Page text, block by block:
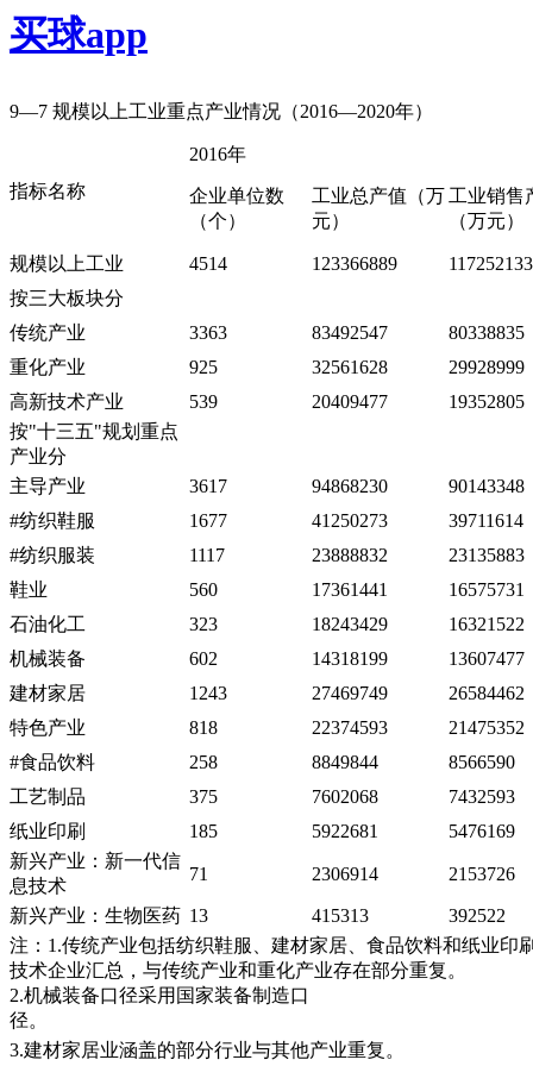
买球app
9—7 规模以上工业重点产业情况（2016—2020年）
指标名称
2016年
企业单位数
（个）
工业总产值（万
元）
工业销售
（万元）
规模以上工业 4514 123366889
117252133
按三大板块分
传统产业
3363 83492547
80338835
重化产业
925 32561628
29928999
高新技术产业
539 20409477
19352805
按"十三五"规划重点
产业分
主导产业
3617 94868230
90143348
#纺织鞋服 1677 41250273
39711614
#纺织服装 1117 23888832
23135883
鞋业
560 17361441
16575731
石油化工
323 18243429
16321522
机械装备
602 14318199
13607477
建材家居
1243 27469749
26584462
特色产业
818 22374593
21475352
#食品饮料 258 8849844
8566590
工艺制品
375 7602068
7432593
纸业印刷
185 5922681
5476169
新兴产业：新一代信
息技术
71 2306914 2153726
新兴产业：生物医药 13 415313
392522
注： 1.传统产业包括纺织鞋服、建材家居、食品饮料和纸业印
技术企业汇总，与传统产业和重化产业存在部分重复。
2.机械装备口径采用国家装备制造口
径。
3.建材家居业涵盖的部分行业与其他产业重复。